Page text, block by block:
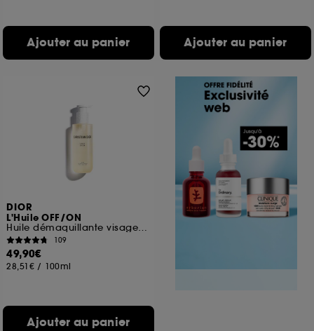
Ajouter au panier Ajouter au panier
DIOR
L'Huile OFF/ON
Huile démaquillante visage, yeux et lèvres à rincer
109
49,90€
28,51€ / 100ml
Ajouter au panier